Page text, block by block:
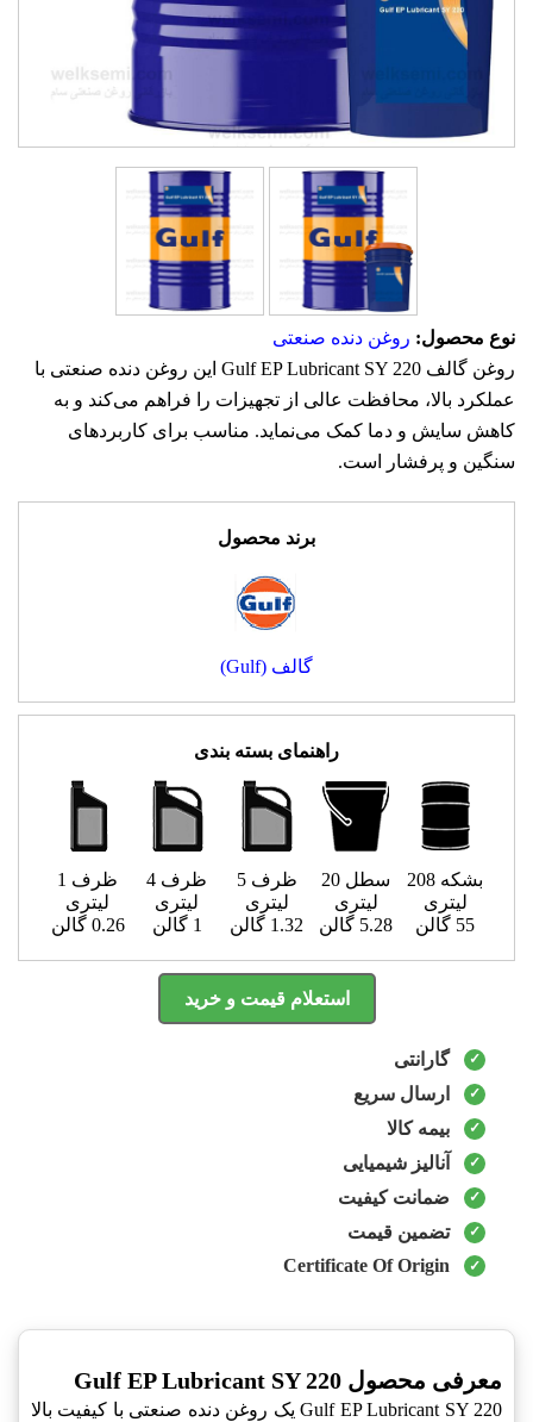
نوع محصول: روغن دنده صنعتی
روغن گالف Gulf EP Lubricant SY 220 این روغن دنده صنعتی با
عملکرد بالا، محافظت عالی از تجهیزات را فراهم می‌کند و به
کاهش سایش و دما کمک می‌نماید. مناسب برای کاربردهای
سنگین و پرفشار است.
برند محصول
گالف (Gulf)
راهنمای بسته بندی
بشکه 208
لیتری
55 گالن
سطل 20
لیتری
5.28 گالن
ظرف 5
لیتری
1.32 گالن
ظرف 4
لیتری
1 گالن
ظرف 1
لیتری
0.26 گالن
استعلام قیمت و خرید
گارانتی
ارسال سریع
بیمه کالا
آنالیز شیمیایی
ضمانت کیفیت
تضمین قیمت
Certificate Of Origin
معرفی محصول Gulf EP Lubricant SY 220
Gulf EP Lubricant SY 220 یک روغن دنده صنعتی با کیفیت بالا